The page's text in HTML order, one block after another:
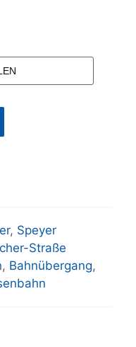
, Speyer
Straße
, Bahnübergang,